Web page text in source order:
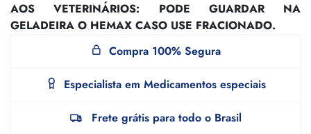
AOS VETERINÁRIOS: PODE GUARDAR NA
GELADEIRA O HEMAX CASO USE FRACIONADO.
Compra 100% Segura
Especialista em Medicamentos especiais
Frete grátis para todo o Brasil